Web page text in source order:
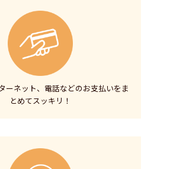
ーネット、電話などのお支払いをま
とめてスッキリ！